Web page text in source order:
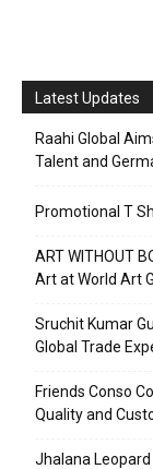
Latest Updates
Raahi Global
Talent and
Promotional T
ART WITHOUT
Art at World Art
Sruchit Kumar
Global Trade
Friends Conso
Quality and
Jhalana Leopard